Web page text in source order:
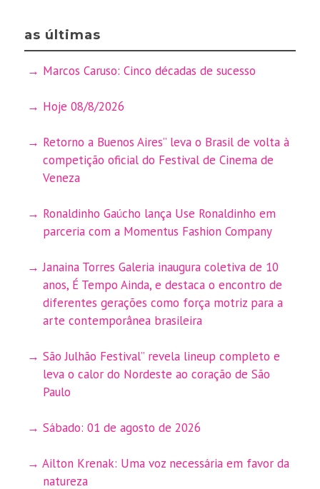
as últimas
Marcos Caruso: Cinco décadas de sucesso
Hoje 08/8/2026
Retorno a Buenos Aires” leva o Brasil de volta à
competição oficial do Festival de Cinema de
Veneza
Ronaldinho Gaúcho lança Use Ronaldinho em
parceria com a Momentus Fashion Company
Janaina Torres Galeria inaugura coletiva de 10
anos, É Tempo Ainda, e destaca o encontro de
diferentes gerações como força motriz para a
arte contemporânea brasileira
São Julhão Festival” revela lineup completo e
leva o calor do Nordeste ao coração de São
Paulo
Sábado: 01 de agosto de 2026
Ailton Krenak: Uma voz necessária em favor da
natureza